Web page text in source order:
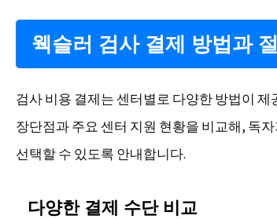
웩슬러 검사 결제 방법과
검사 비용 결제는 센터별로 다양한 방법이
장단점과 주요 센터 지원 현황을 비교해, 독
선택할 수 있도록 안내합니다.
다양한 결제 수단 비교